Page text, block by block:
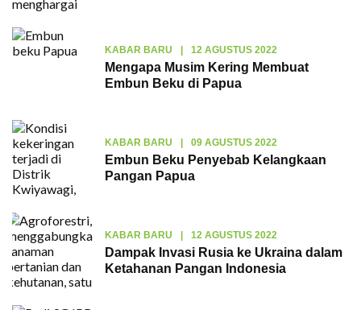
KABAR BARU | 12 AGUSTUS 2022
Mengapa Musim Kering Membuat
Embun Beku di Papua
KABAR BARU | 09 AGUSTUS 2022
Embun Beku Penyebab Kelangkaan
Pangan Papua
KABAR BARU | 12 AGUSTUS 2022
Dampak Invasi Rusia ke Ukraina dalam
Ketahanan Pangan Indonesia